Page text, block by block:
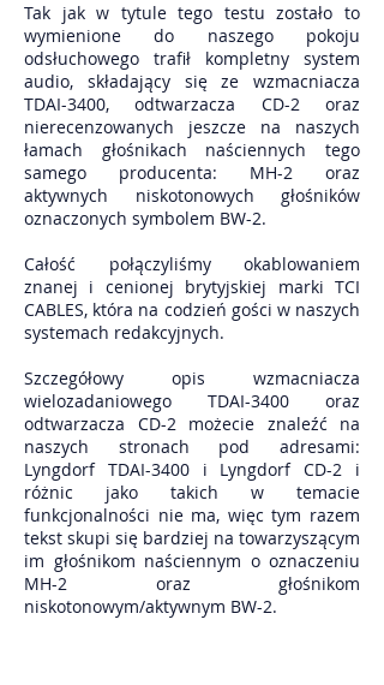
Tak jak w tytule tego testu zostało to
wymienione do naszego pokoju
odsłuchowego trafił kompletny system
audio, składający się ze wzmacniacza
TDAI-3400, odtwarzacza CD-2 oraz
nierecenzowanych jeszcze na naszych
łamach głośnikach naściennych tego
samego producenta: MH-2 oraz
aktywnych niskotonowych głośników
oznaczonych symbolem BW-2.
Całość połączyliśmy okablowaniem
znanej i cenionej brytyjskiej marki TCI
CABLES, która na codzień gości w naszych
systemach redakcyjnych.
Szczegółowy opis wzmacniacza
wielozadaniowego TDAI-3400 oraz
odtwarzacza CD-2 możecie znaleźć na
naszych stronach pod adresami:
Lyngdorf TDAI-3400 i Lyngdorf CD-2 i
różnic jako takich w temacie
funkcjonalności nie ma, więc tym razem
tekst skupi się bardziej na towarzyszącym
im głośnikom naściennym o oznaczeniu
MH-2 oraz głośnikom
niskotonowym/aktywnym BW-2.